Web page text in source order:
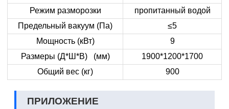
Режим разморозки
пропитанный водой
Предельный вакуум (Па)
≤5
Мощность (кВт)
9
Размеры (Д*Ш*В) (мм)
1900*1200*1700
Общий вес (кг)
900
ПРИЛОЖЕНИЕ